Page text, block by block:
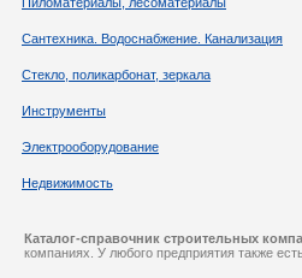
Сантехника. Водоснабжение. Канализация
Стекло, поликарбонат, зеркала
Инструменты
Электрооборудование
Недвижимость
Каталог-справочник строительных
компаниях. У любого предприятия также